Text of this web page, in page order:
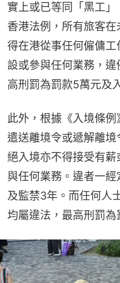
實上或已等同「黑工
香港法例，所有旅客
得在港從事任何僱傭
設或參與任何業務，
高刑罰為罰款5萬元及
此外，根據《入境條
遣送離境令或遞解離
絕入境亦不得接受有
與任何業務。違者一
及監禁3年。而任何人
均屬違法，最高刑罰為